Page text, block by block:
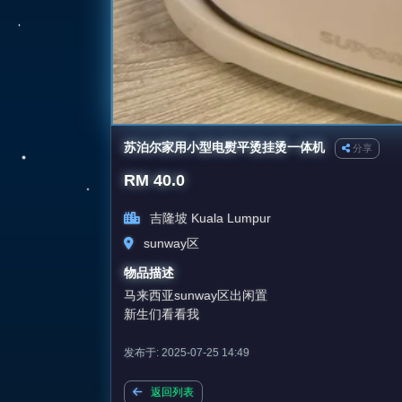
苏泊尔家用小型电熨平烫挂烫一体机 分享
RM 40.0
吉隆坡 Kuala Lumpur
sunway区
物品描述
马来西亚sunway区出闲置
新生们看看我
发布于: 2025-07-25 14:49
返回列表